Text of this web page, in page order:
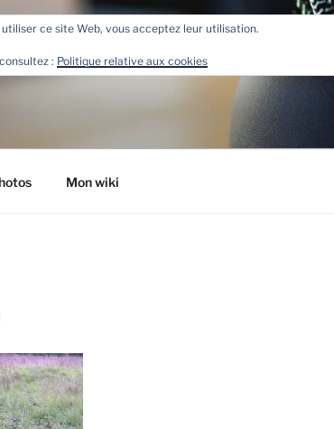
Mon wiki
ce site Web, vous acceptez leur utilisation.
: Politique relative aux cookies